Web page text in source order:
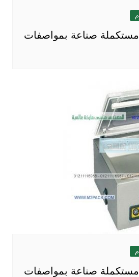
مستكملة صناعة بمواصفات
مستكملة صناعة بمواصفات